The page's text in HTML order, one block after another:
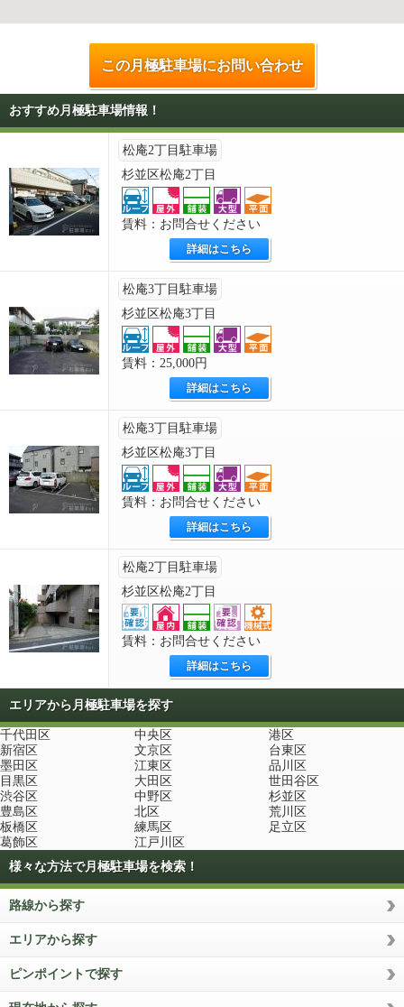
この月極駐車場にお問い合わせ
おすすめ月極駐車場情報！
松庵2丁目駐車場
杉並区松庵2丁目
賃料：お問合せください
詳細はこちら
松庵3丁目駐車場
杉並区松庵3丁目
賃料：25,000円
詳細はこちら
松庵3丁目駐車場
杉並区松庵3丁目
賃料：お問合せください
詳細はこちら
松庵2丁目駐車場
杉並区松庵2丁目
賃料：お問合せください
詳細はこちら
エリアから月極駐車場を探す
千代田区 中央区
港区
新宿区
文京区
台東区
墨田区
江東区
品川区
目黒区
大田区
世田谷区
渋谷区
中野区
杉並区
豊島区
北区
荒川区
板橋区
練馬区
足立区
葛飾区
江戸川区
様々な方法で月極駐車場を検索！
路線から探す
エリアから探す
ピンポイントで探す